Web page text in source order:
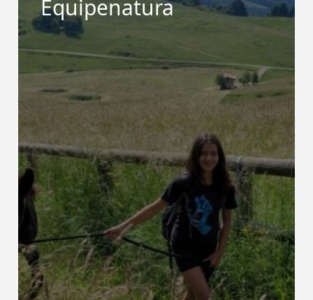
Equipenatura